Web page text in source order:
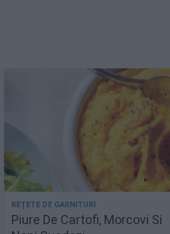
Piure De Cartofi, Morcovi Si